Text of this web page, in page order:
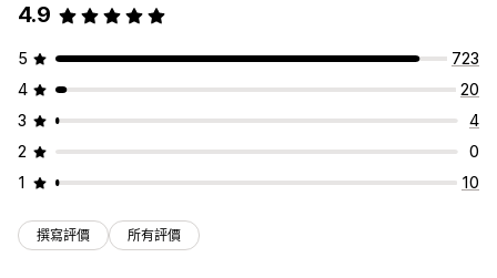
4.9
5
723
4
20
3
4
2
0
1
10
撰寫評價 所有評價